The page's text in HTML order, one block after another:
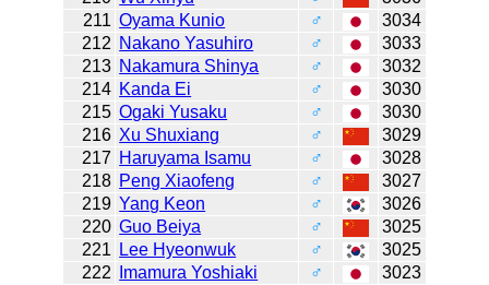
211 Oyama Kunio ♂
3034
212 Nakano Yasuhiro ♂
3033
213 Nakamura Shinya ♂
3032
214 Kanda Ei ♂
3030
215 Ogaki Yusaku ♂
3030
216 Xu Shuxiang ♂
3029
217 Haruyama Isamu ♂
3028
218 Peng Xiaofeng ♂
3027
219 Yang Keon ♂
3026
220 Guo Beiya ♂
3025
221
Lee Hyeonwuk ♂
3025
222
Imamura Yoshiaki ♂
3023